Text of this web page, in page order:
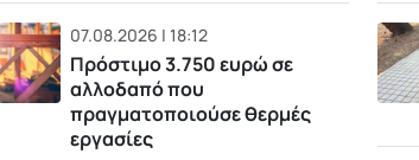
07.08.2026 | 18:12
Πρόστιμο 3.750 ευρώ σε
αλλοδαπό που
πραγματοποιούσε θερμές
εργασίες